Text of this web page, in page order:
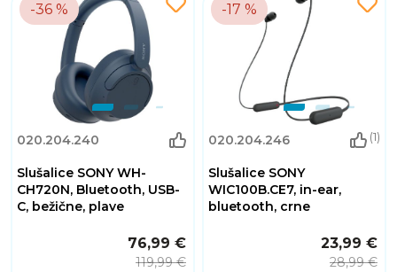
-36 %
020.204.240
Slušalice SONY WH-
CH720N, Bluetooth, USB-
C, bežične, plave
76,99 €
119,99 €
-17 %
020.204.246 (1)
Slušalice SONY
WIC100B.CE7, in-ear,
bluetooth, crne
23,99 €
28,99 €